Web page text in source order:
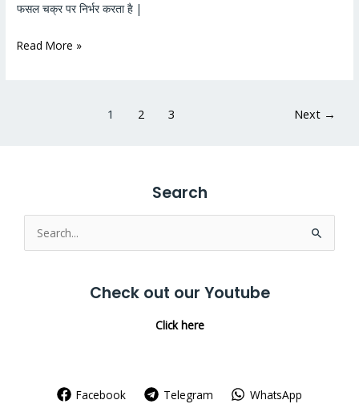
फसल चक्र पर निर्भर करता है |
Read More »
1 2 3 Next →
Search
Search
for:
Check out our Youtube
Click here
Facebook Telegram WhatsApp